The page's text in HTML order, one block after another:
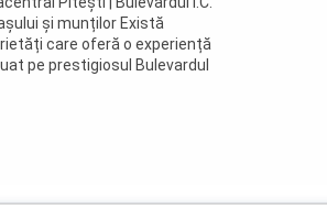
și munților Există
care oferă o experiență
pe prestigiosul Bulevardul